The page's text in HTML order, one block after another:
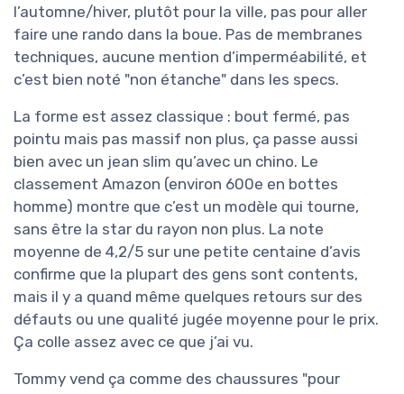
l’automne/hiver, plutôt pour la ville, pas pour aller
faire une rando dans la boue. Pas de membranes
techniques, aucune mention d’imperméabilité, et
c’est bien noté "non étanche" dans les specs.
La forme est assez classique : bout fermé, pas
pointu mais pas massif non plus, ça passe aussi
bien avec un jean slim qu’avec un chino. Le
classement Amazon (environ 600e en bottes
homme) montre que c’est un modèle qui tourne,
sans être la star du rayon non plus. La note
moyenne de 4,2/5 sur une petite centaine d’avis
confirme que la plupart des gens sont contents,
mais il y a quand même quelques retours sur des
défauts ou une qualité jugée moyenne pour le prix.
Ça colle assez avec ce que j’ai vu.
Tommy vend ça comme des chaussures "pour